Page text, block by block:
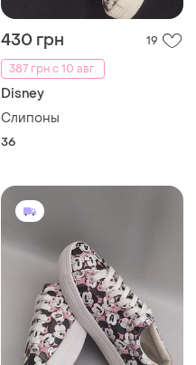
430 грн
19
387 грн с 10 авг.
Disney
Слипоны
36